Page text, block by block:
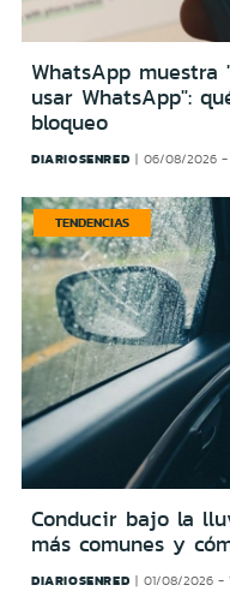
WhatsApp
usar WhatsApp":
bloqueo
DIARIOSENRED 06/08/2026 -
TENDENCIAS
Conducir bajo la
más comunes y
DIARIOSENRED 01/08/2026 -